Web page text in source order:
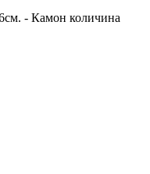
- Камон количина